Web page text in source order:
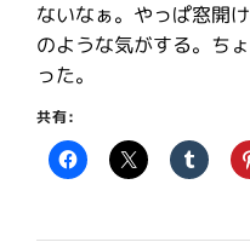
ないなぁ。やっぱ窓開
のような気がする。ち
った。
共有: